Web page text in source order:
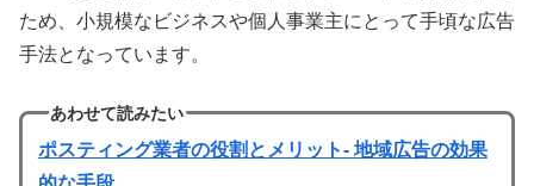
ため、小規模なビジネスや個人事業主にとって手頃な広告
手法となっています。
あわせて読みたい
ポスティング業者の役割とメリット- 地域広告の効果